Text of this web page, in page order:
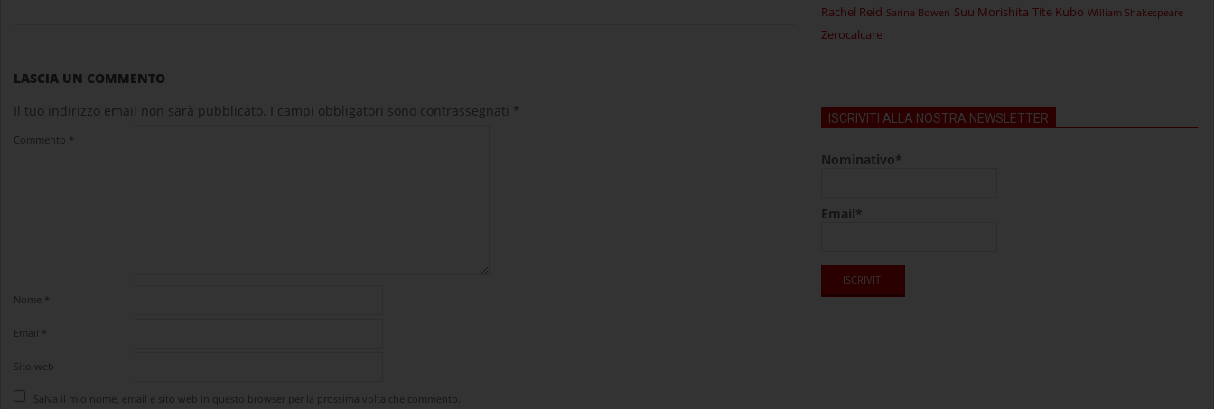
LASCIA UN COMMENTO
Il tuo indirizzo email non sarà pubblicato.
I campi obbligatori sono contrassegnati *
Commento *
Nome *
Email *
Sito web
Salva il mio nome, email e sito web in questo browser per la prossima volta che commento.
Rachel Reid Sarina Bowen Suu Morishita Tite Kubo William Shakespeare
Zerocalcare
ISCRIVITI ALLA NOSTRA NEWSLETTER
Nominativo*
Email*